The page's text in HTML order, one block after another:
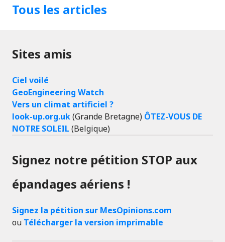
Tous les articles
Sites amis
Ciel voilé
GeoEngineering Watch
Vers un climat artificiel ?
look-up.org.uk(Grande Bretagne) ÔTEZ-VOUS DE
NOTRE SOLEIL (Belgique)
Signez notre pétition STOP aux
épandages aériens !
Signez la pétition sur MesOpinions.com
ou Télécharger la version imprimable